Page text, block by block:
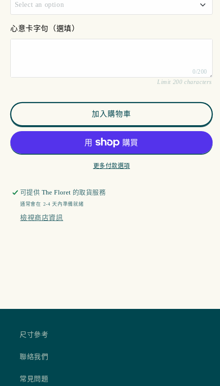
Select an option
11am - 12pm
4pm - 7pm
心意卡字句（選填）
0/200
Limit 200 characters
加入購物車
更多付款選項
可提供 The Floret 的取貨服務
通常會在 2-4 天內準備就緒
檢視商店資訊
尺寸參考
聯絡我們
常見問題